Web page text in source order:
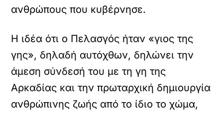
ανθρώπους που κυβέρνησε.
Η ιδέα ότι ο Πελασγός ήταν «γιος της
γης», δηλαδή αυτόχθων, δηλώνει την
άμεση σύνδεσή του με τη γη της
Αρκαδίας και την πρωταρχική δημιουργία
ανθρώπινης ζωής από το ίδιο το χώμα,